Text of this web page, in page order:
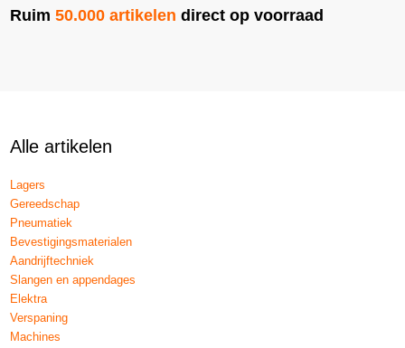
Ruim50.000 artikelen direct op voorraad
Alle artikelen
Lagers
Gereedschap
Pneumatiek
Bevestigingsmaterialen
Aandrijftechniek
Slangen en appendages
Elektra
Verspaning
Machines